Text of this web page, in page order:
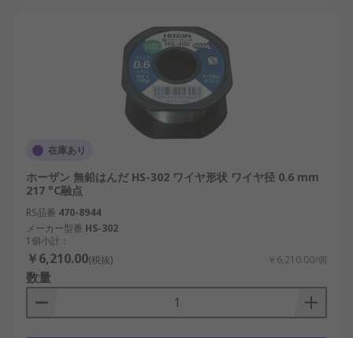
在庫あり
ホーザン 無鉛はんだ HS-302 ワイヤ形状 ワイヤ径 0.6 mm
217 °C融点
RS品番 470-8944
メーカー型番 HS-302
1個小計：
￥6,210.00(税抜) ￥6,210.00/個
数量